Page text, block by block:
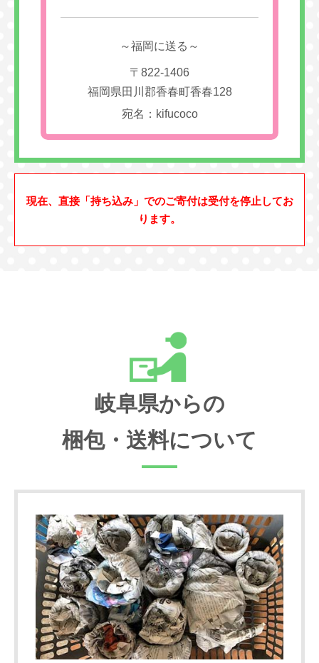
～福岡に送る～
〒822-1406
福岡県田川郡香春町香春128
宛名：kifucoco
現在、直接「持ち込み」でのご寄付は受付を停止してお
ります。
岐阜県からの
梱包・送料について